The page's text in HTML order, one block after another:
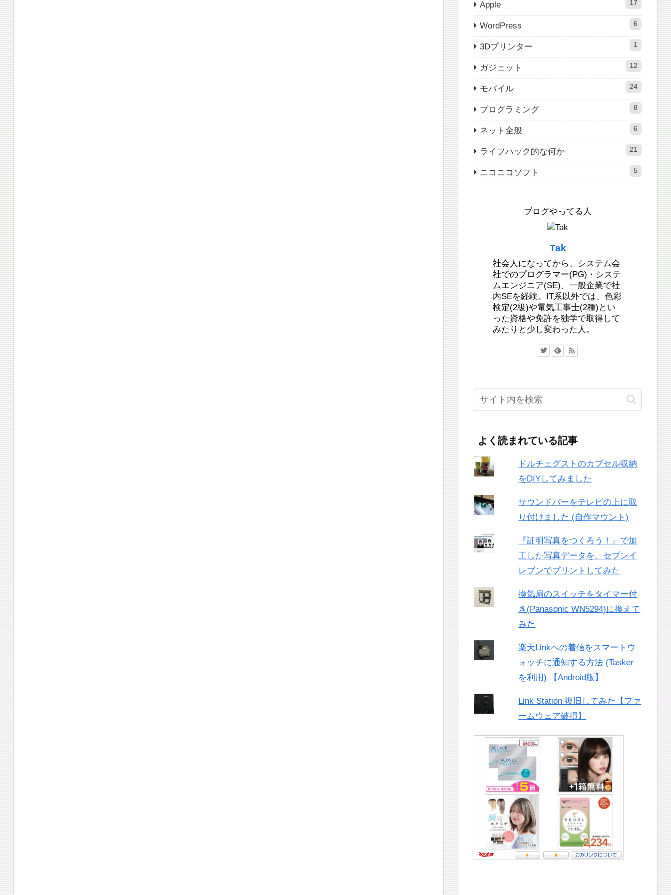
Apple 17
WordPress 6
3Dプリンター 1
ガジェット 12
モバイル 24
プログラミング 8
ネット全般 6
ライフハック的な何か 21
ニコニコソフト 5
ブログやってる人
Tak
社会人になってから、システム会
社でのプログラマー(PG)・システ
ムエンジニア(SE)、一般企業で社
内SEを経験。IT系以外では、色彩
検定(2級)や電気工事士(2種)とい
った資格や免許を独学で取得して
みたりと少し変わった人。
よく読まれている記事
ドルチェグストのカプセル収納
をDIYしてみました
サウンドバーをテレビの上に取
り付けました (自作マウント)
『証明写真をつくろう！』で加
工した写真データを、セブンイ
レブンでプリントしてみた
換気扇のスイッチをタイマー付
き(Panasonic WN5294)に換えて
みた
楽天Linkへの着信をスマートウ
ォッチに通知する方法 (Tasker
を利用) 【Android版】
Link Station 復旧してみた【ファ
ームウェア破損】